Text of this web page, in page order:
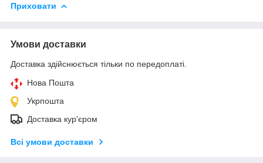
Приховати
Умови доставки
Доставка здійснюється тільки по передоплаті.
Нова Пошта
Укрпошта
Доставка кур'єром
Всі умови доставки